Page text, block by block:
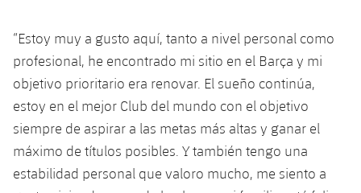
Palmarés
Clasificaciones
Jugadors
Fotos
Palmarés
Jugadores
Clasificaciones
Juvenil
Cadete
Infantil
Alevín
PLUSICON
MÁS
Primer equipo
plusicon
más
Actualidad
Calendario
Barça Atlètic
plusicon
más
Actualidad
Base
plusicon
más
“Estoy muy a gusto aquí, tanto a nivel personal como
profesional, he encontrado mi sitio en el Barça y mi
objetivo prioritario era renovar. El sueño continúa,
estoy en el mejor Club del mundo con el objetivo
siempre de aspirar a las metas más altas y ganar el
máximo de títulos posibles. Y también tengo una
estabilidad personal que valoro mucho, me siento a